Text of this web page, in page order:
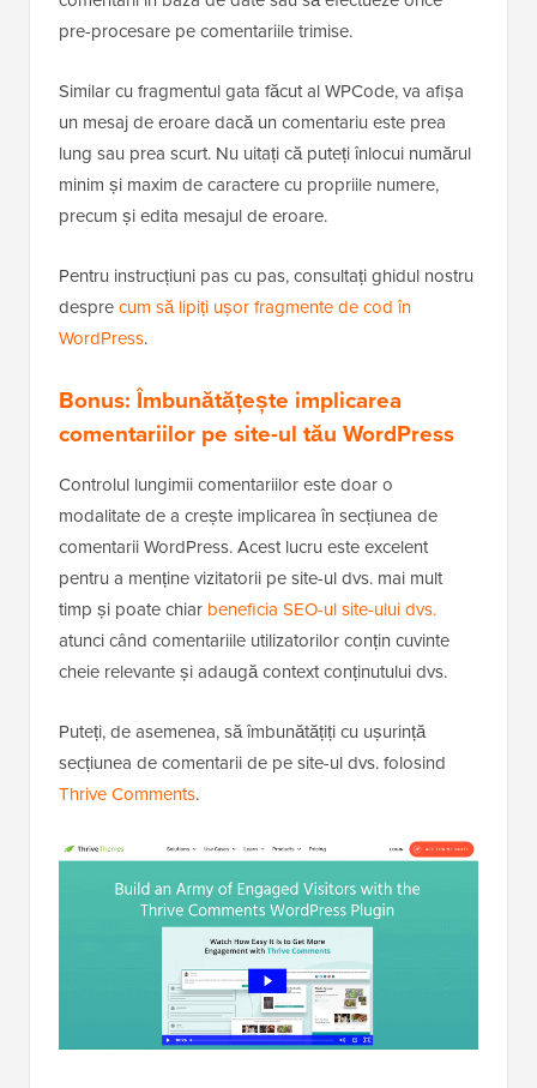
pre-procesare pe comentariile trimise.
Similar cu fragmentul gata făcut al WPCode, va afișa
un mesaj de eroare dacă un comentariu este prea
lung sau prea scurt. Nu uitați că puteți înlocui numărul
minim și maxim de caractere cu propriile numere,
precum și edita mesajul de eroare.
Pentru instrucțiuni pas cu pas, consultați ghidul nostru
desprecum să lipiți ușor fragmente de cod în
WordPress.
Bonus: Îmbunătățește implicarea
comentariilor pe site-ul tău WordPress
Controlul lungimii comentariilor este doar o
modalitate de a crește implicarea în secțiunea de
comentarii WordPress. Acest lucru este excelent
pentru a menține vizitatorii pe site-ul dvs. mai mult
timp și poate chiar beneficia SEO-ul site-ului dvs.
atunci când comentariile utilizatorilor conțin cuvinte
cheie relevante și adaugă context conținutului dvs.
Puteți, de asemenea, să îmbunătățiți cu ușurință
secțiunea de comentarii de pe site-ul dvs. folosind
Thrive Comments.